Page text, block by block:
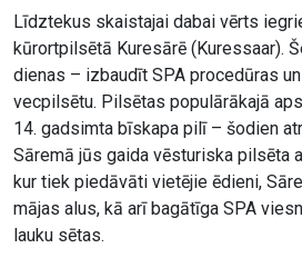
Līdztekus skaistajai dabai vērts
kūrortpilsētā Kuresārē (Kuressaar).
dienas – izbaudīt SPA procedūras
vecpilsētu. Pilsētas populārākajā
14. gadsimta bīskapa pilī – šodien
Sāremā jūs gaida vēsturiska pilsēta
kur tiek piedāvāti vietējie ēdieni,
mājas alus, kā arī bagātīga SPA
lauku sētas.